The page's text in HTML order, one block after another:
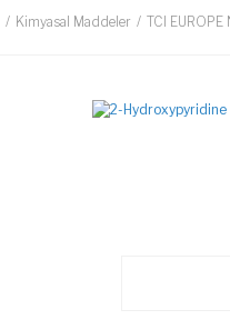
Kimyasal Maddeler TCI EUROPE